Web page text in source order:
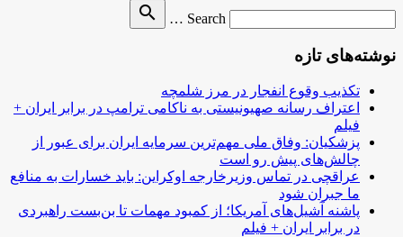
Search …
search
نوشته‌های تازه
تکذیب وقوع انفجار در مرز شلمچه
اعتراف رسانه صهیونیستی به ناکامی ترامپ در برابر ایران +
فیلم
پزشکیان: وفاق ملی مهم‌ترین سرمایه ایران برای عبور از
چالش‌های پیش رو است
عراقچی در تماس وزیرخارجه اوکراین: باید خسارات به منافع
ما جبران شود
پاشنه آشیل‌های آمریکا؛ از کمبود مهمات تا بن‌بست راهبردی
در برابر ایران + فیلم